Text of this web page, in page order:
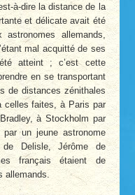
à-dire la distance de la
et délicate avait été
allemands,
mal acquitté de ses
atteint ; c’est cette
en se transportant
de distances zénithales
celles faites, à Paris par
à Stockholm par
un jeune astronome
Delisle, Jérôme de
français étaient de
allemands.